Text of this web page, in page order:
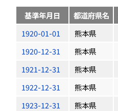
基準年月日 都道府県名
1920-01-01
熊本県
1920-12-31
熊本県
1921-12-31
熊本県
1922-12-31
熊本県
1923-12-31
熊本県